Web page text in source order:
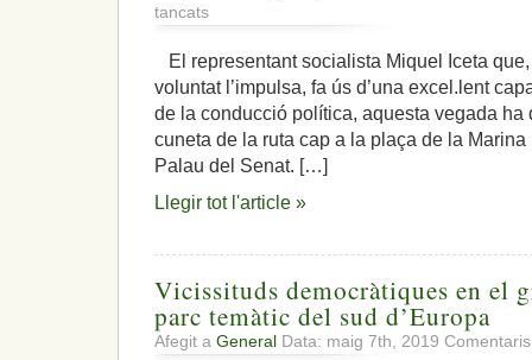
tancats
Les
del
representant
Iceta,
mentre
augmenta
l’independentisme
el
independència
de
nació
El representant socialista Miquel Iceta
voluntat l’impulsa, fa ús d’una excel.lent
de la conducció política, aquesta vegada ha
cuneta de la ruta cap a la plaça de la
Palau del Senat. […]
Llegir tot l'article »
Vicissituds democràtiques en el
parc temàtic del sud d’Europa
Afegit a General Data: maig 7th, 2019